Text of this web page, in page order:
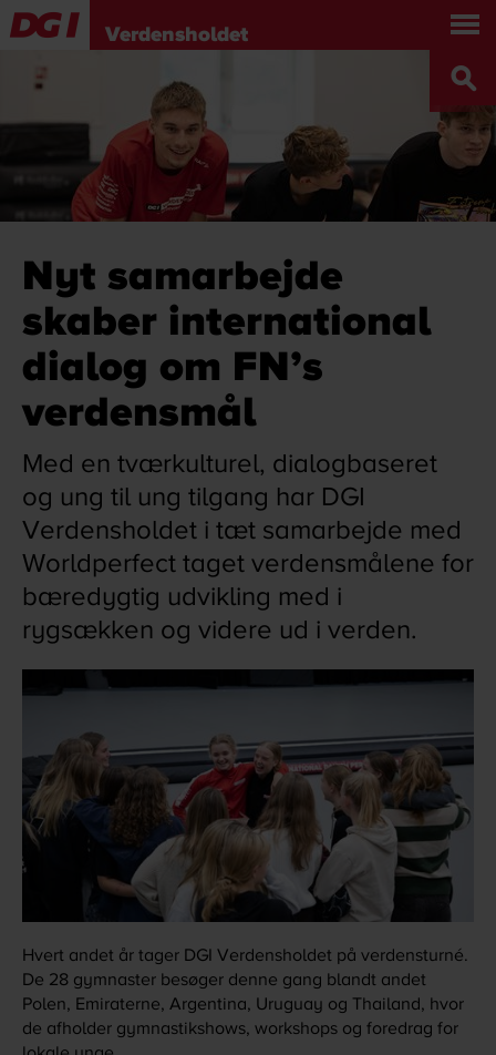
Verdensholdet
Nyt samarbejde
skaber international
dialog om FN’s
verdensmål
Med en tværkulturel, dialogbaseret
og ung til ung tilgang har DGI
Verdensholdet i tæt samarbejde med
Worldperfect taget verdensmålene for
bæredygtig udvikling med i
rygsækken og videre ud i verden.
Hvert andet år tager DGI Verdensholdet på verdensturné.
De 28 gymnaster besøger denne gang blandt andet
Polen, Emiraterne, Argentina, Uruguay og Thailand, hvor
de afholder gymnastikshows, workshops og foredrag for
Om os Turné, show og workshop
Presse
Kontakt
DGI.DK ENGLISH